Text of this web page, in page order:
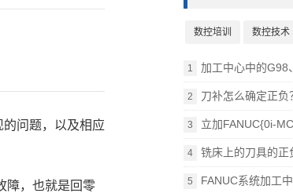
问题，以及相应
障，也就是回零
数控培训 数控技术
1 加工中心中的G98
2 刀补怎么确定正负
3 立加FANUC{0i-
报警原因？
4 铣床上的刀具的正
5 FANUC系统加工